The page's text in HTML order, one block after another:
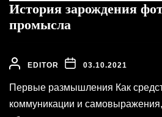
История зарождения
промысла
EDITOR 03.10.2021
Первые размышления Как
коммуникации и